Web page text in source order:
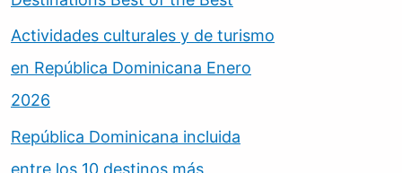
Actividades culturales y de turismo
en República Dominicana Enero
2026
República Dominicana incluida
entre los 10 destinos más